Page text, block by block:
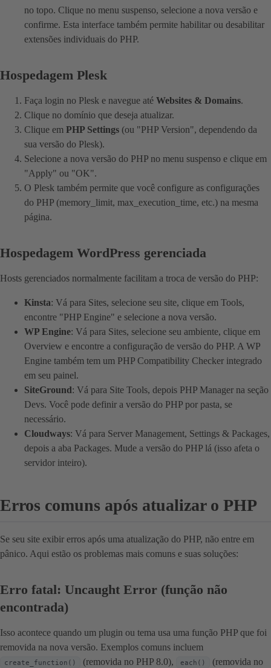
no topo. Clique no menu suspenso, selecione a nova versão e
confirme. Esta interface também permite habilitar ou desabilitar
extensões individuais do PHP.
Hospedagem Plesk
Faça login no Plesk e navegue até Websites & Domains.
Clique no domínio que deseja atualizar.
Clique em PHP Settings (ou "PHP Version", dependendo da
sua versão do Plesk).
Selecione a nova versão do PHP no menu suspenso e clique em
"Apply" ou "OK".
O Plesk também permite que você configure as configurações
do PHP (memory_limit, max_execution_time, etc.) na mesma
página.
Hospedagem WordPress gerenciada
Hosts gerenciados normalmente facilitam a troca de versão do PHP:
Kinsta: Vá para Sites, selecione seu site, clique em Tools,
encontre "PHP Engine" e selecione a nova versão.
WP Engine: Vá para Sites, selecione seu ambiente, clique em
Overview e encontre a configuração de versão do PHP. A WP
Engine também tem um PHP Compatibility Checker integrado
em seu painel.
SiteGround: Vá para Site Tools, depois PHP Manager na seção
Devs. Você pode definir a versão do PHP por pasta, se
necessário.
Cloudways: Vá para Server Management, Settings & Packages,
depois a aba Packages. Mude a versão do PHP lá (isso afeta o
servidor inteiro).
Erros comuns após atualizar o PHP
Se seu site exibir erros após uma atualização do PHP, não entre em
pânico. Aqui estão os problemas mais comuns e suas soluções:
Erro fatal: Uncaught Error (função não
encontrada)
Isso acontece quando um plugin ou tema usa uma função PHP que foi
removida na nova versão. Exemplos comuns incluem
create_function() (removida no PHP 8.0), each()
(removida no